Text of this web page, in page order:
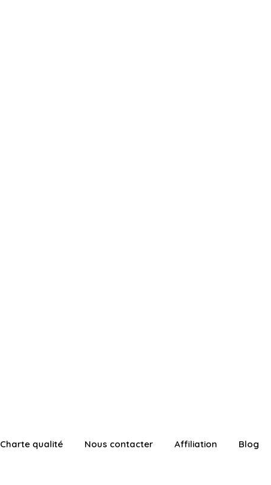
Charte qualité Nous contacter Affiliation Blog